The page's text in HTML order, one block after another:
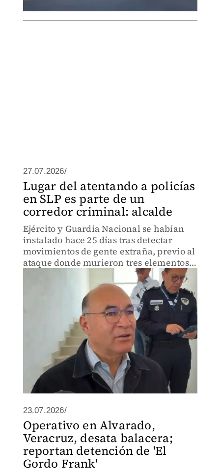
27.07.2026/
Lugar del atentando a policías
en SLP es parte de un
corredor criminal: alcalde
Ejército y Guardia Nacional se habían
instalado hace 25 días tras detectar
movimientos de gente extraña, previo al
ataque donde murieron tres elementos
23.07.2026/
Operativo en Alvarado,
Veracruz, desata balacera;
reportan detención de 'El
Gordo Frank'